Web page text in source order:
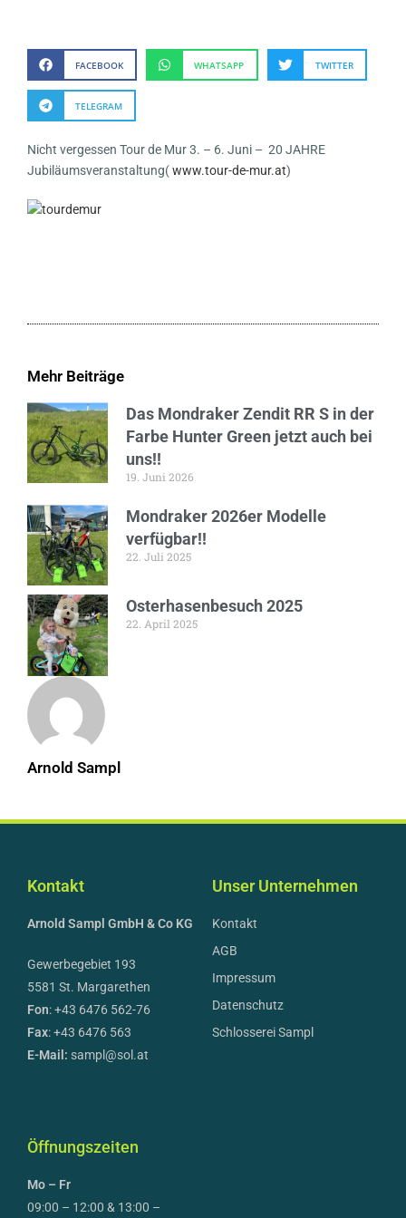
Arnold Sampl
FACEBOOK WHATSAPP TWITTER
TELEGRAM
Nicht vergessen Tour de Mur 3. – 6. Juni – 20 JAHRE
Jubiläumsveranstaltung(www.tour-de-mur.at)
Mehr Beiträge
Das Mondraker Zendit RR S in der
Farbe Hunter Green jetzt auch bei
uns!!
19. Juni 2026
Mondraker 2026er Modelle
verfügbar!!
22. Juli 2025
Osterhasenbesuch 2025
22. April 2025
Kontakt
Arnold Sampl GmbH & Co KG
Gewerbegebiet 193
5581 St. Margarethen
Fon: +43 6476 562-76
Fax: +43 6476 563
E-Mail: sampl@sol.at
Unser Unternehmen
Kontakt
AGB
Impressum
Datenschutz
Schlosserei Sampl
Öffnungszeiten
Mo – Fr
09:00 – 12:00 & 13:00 –